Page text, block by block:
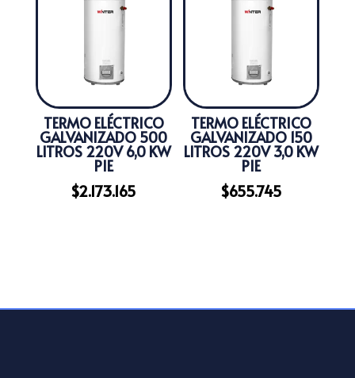
TERMO ELÉCTRICO
GALVANIZADO 500
LITROS 220V 6,0 KW
PIE
$2.173.165
TERMO ELÉCTRICO
GALVANIZADO 150
LITROS 220V 3,0 KW
PIE
$655.745